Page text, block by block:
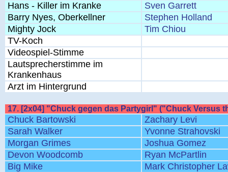
Hans - Killer im Kranke
Sven Garrett
Barry Nyes, Oberkellner
Stephen Holland
Mighty Jock
Tim Chiou
TV-Koch
Videospiel-Stimme
Lautsprecherstimme im
Krankenhaus
Arzt im Hintergrund
17. [2x04] "Chuck gegen das Partygirl" ("Chuck Versus
Chuck Bartowski
Zachary Levi
Sarah Walker
Yvonne Strahovski
Morgan Grimes
Joshua Gomez
Devon Woodcomb
Ryan McPartlin
Big Mike
Mark Christopher